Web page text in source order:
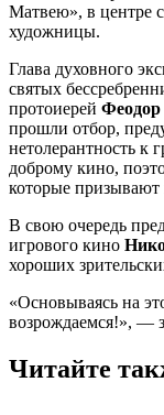
Матвею», в центре
художницы.
Глава духовного
святых
протоиерей Феодор
прошли отбор,
нетолерантность к
доброму кино,
которые
В свою очередь
игрового кино
хороших
«Основываясь на
возрождаемся!», —
Читайте